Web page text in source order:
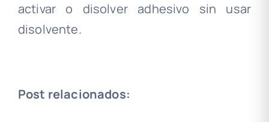
activar o disolver adhesivo sin usar
disolvente.
Post relacionados: